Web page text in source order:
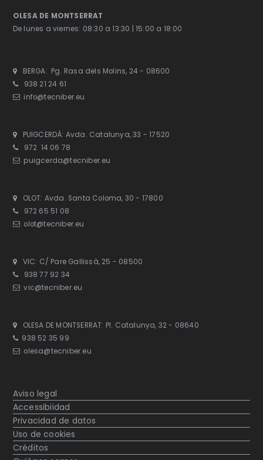
OLESA DE MONTSERRAT
De lunes a viernes: 08:30 a 13:30 | 15:00 a 18:00
BERGA: Pg. Rasa dels Molins, 24 - 08600
938 21 24 61
info@tecniber.eu
PUIGCERDÀ: Avda. Catalunya, 33 - 17520
972 14 06 78
puigcerda@tecniber.eu
OLOT: Avda. Santa Coloma, 30 - 17800
972 65 51 08
olot@tecniber.eu
VIC: C/ Pare Gallissà, 25 - 08500
938 77 92 34
vic@tecniber.eu
OLESA DE MONTSERRAT: Pl. Catalunya, 32 - 08640
938 52 35 99
olesa@tecniber.eu
Aviso legal
Accessibiidad
Privacidad de datos
Uso de cookies
Créditos